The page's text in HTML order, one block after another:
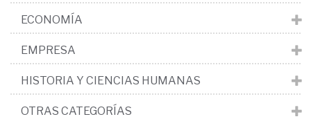
ECONOMÍA
EMPRESA
HISTORIA Y CIENCIAS HUMANAS
OTRAS CATEGORÍAS